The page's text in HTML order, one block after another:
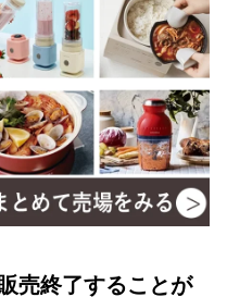
売終了することが